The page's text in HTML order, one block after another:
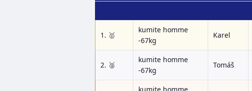
1. 🥇
kumite homme
-67kg
Karel
2. 🥈
kumite homme
-67kg
Tomáš